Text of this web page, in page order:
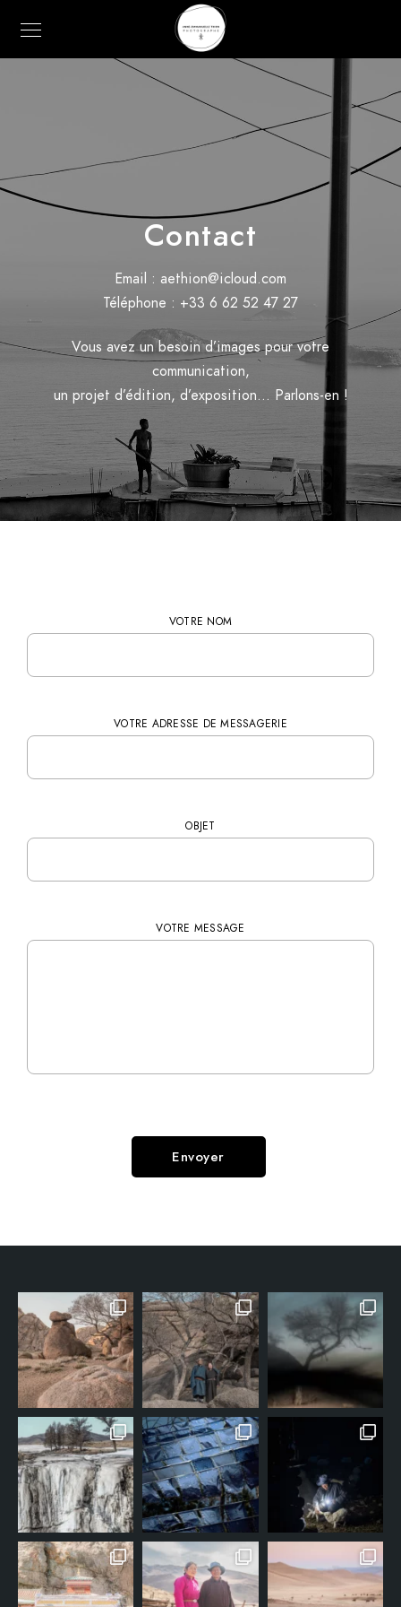
Contact
Email : aethion@icloud.com
Téléphone : +33 6 62 52 47 27
Vous avez un besoin d’images pour votre
communication,
un projet d’édition, d’exposition… Parlons-en !
VOTRE NOM
VOTRE ADRESSE DE MESSAGERIE
OBJET
VOTRE MESSAGE